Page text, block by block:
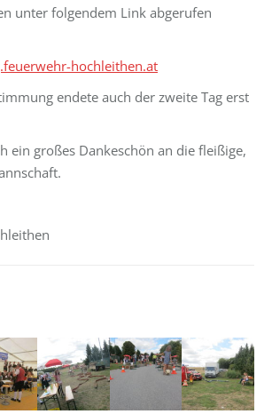
unter folgendem Link abgerufen
hochleithen.at
endete auch der zweite Tag erst
ein großes Dankeschön an die fleißige,